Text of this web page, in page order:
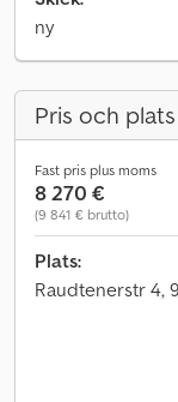
ny
Pris och plats
Fast pris plus moms
8 270 €
(9 841 € brutto)
Plats:
Raudtenerstr 4,